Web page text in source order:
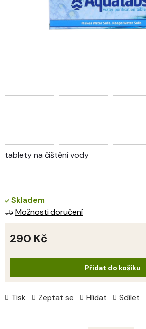
tablety na čištění vody
Tisk Zeptat se Hlídat Sdílet
Skladem
Možnosti doručení
290 Kč
Přidat do košíku